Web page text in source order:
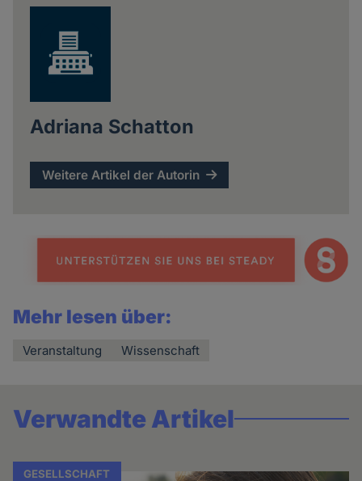
Adriana Schatton
Weitere Artikel der Autorin
Mehr lesen über:
Veranstaltung Wissenschaft
Verwandte Artikel
GESELLSCHAFT